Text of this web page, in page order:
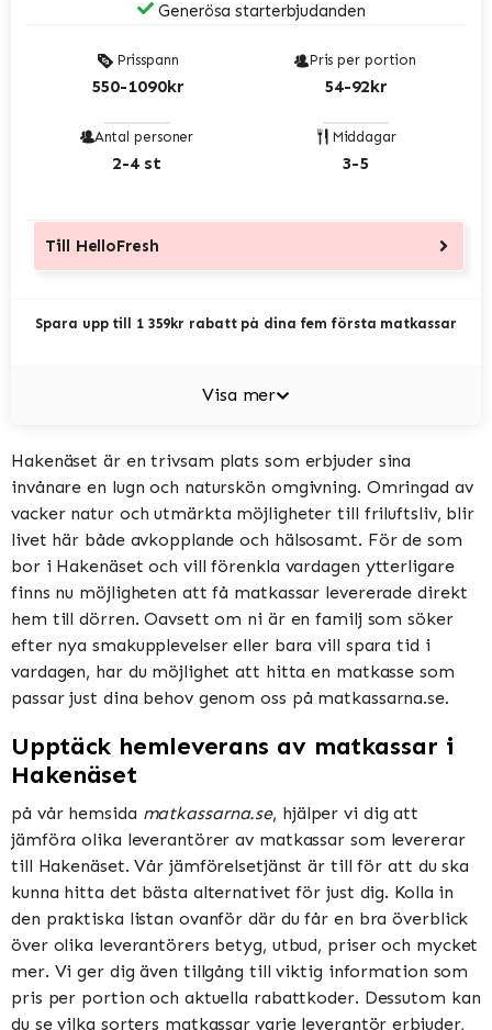
Generösa starterbjudanden
Prisspann
550-1090kr
Pris per portion
54-92kr
Antal personer
2-4 st
Middagar
3-5
Till HelloFresh
Spara upp till 1 359kr rabatt på dina fem första matkassar
Visa mer
Hakenäset är en trivsam plats som erbjuder sina
invånare en lugn och naturskön omgivning. Omringad av
vacker natur och utmärkta möjligheter till friluftsliv, blir
livet här både avkopplande och hälsosamt. För de som
bor i Hakenäset och vill förenkla vardagen ytterligare
finns nu möjligheten att få matkassar levererade direkt
hem till dörren. Oavsett om ni är en familj som söker
efter nya smakupplevelser eller bara vill spara tid i
vardagen, har du möjlighet att hitta en matkasse som
passar just dina behov genom oss på matkassarna.se.
Upptäck hemleverans av matkassar i
Hakenäset
på vår hemsida matkassarna.se, hjälper vi dig att
jämföra olika leverantörer av matkassar som levererar
till Hakenäset. Vår jämförelsetjänst är till för att du ska
kunna hitta det bästa alternativet för just dig. Kolla in
den praktiska listan ovanför där du får en bra överblick
över olika leverantörers betyg, utbud, priser och mycket
mer. Vi ger dig även tillgång till viktig information som
pris per portion och aktuella rabattkoder. Dessutom kan
du se vilka sorters matkassar varje leverantör erbjuder,